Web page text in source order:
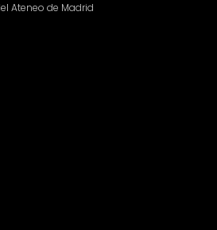
Ateneo de Madrid